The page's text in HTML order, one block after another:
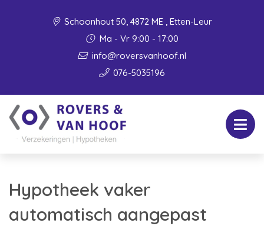
Schoonhout 50, 4872 ME , Etten-Leur
Ma - Vr 9:00 - 17:00
info@roversvanhoof.nl
076-5035196
Hypotheek vaker
automatisch aangepast